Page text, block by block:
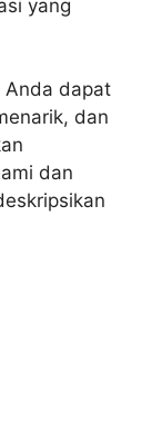
yang
Anda dapat
dan
dan